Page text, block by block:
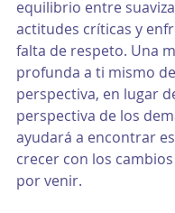
equilibrio entre
actitudes críticas y
falta de respeto. Una
profunda a ti mismo
perspectiva, en lugar
perspectiva de los
ayudará a encontrar
crecer con los
por venir.